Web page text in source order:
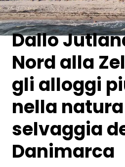
Ispirazione fotografica
Suggerimenti e ispirazione
Storie dall'Hinterland
Buoni
Negozio
Contatti
Dallo
Nord alla
gli alloggi
nella natura
selvaggia
Danimarca